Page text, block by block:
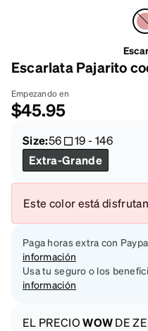
Escarlata Pajarito
Empezando en
$45.95
Size:56 19-146
Extra-Grande
Este color está
Paga horas extra con
información
Usa tu seguro o los
información
EL PRECIOWOWDE